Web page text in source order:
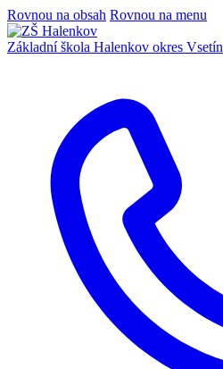
Rovnou na obsah Rovnou na menu
Základní škola Halenkov okres Vsetín